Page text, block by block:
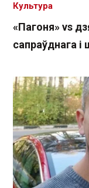
«Пагоня» vs
сапраўднага і
Культура